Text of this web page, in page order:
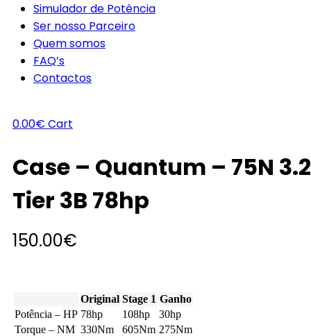
Simulador de Potência
Ser nosso Parceiro
Quem somos
FAQ’s
Contactos
0.00€ Cart
Case – Quantum – 75N 3.2
Tier 3B 78hp
150.00€
Original Stage 1 Ganho
Potência – HP 78hp 108hp
30hp
Torque – NM 330Nm 605Nm 275Nm